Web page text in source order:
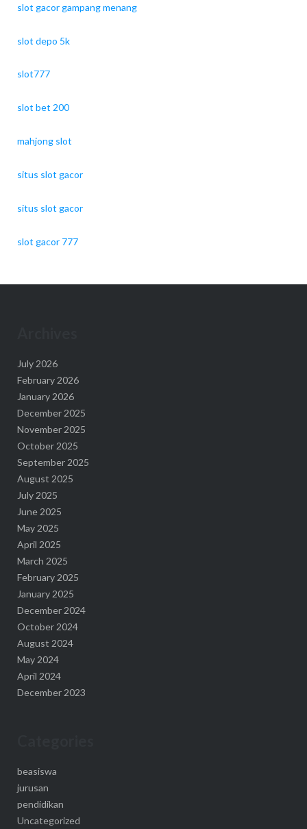
slot gacor gampang menang
slot depo 5k
slot777
slot bet 200
mahjong slot
situs slot gacor
situs slot gacor
slot gacor 777
July 2026
February 2026
January 2026
December 2025
November 2025
October 2025
September 2025
August 2025
July 2025
June 2025
May 2025
April 2025
March 2025
February 2025
January 2025
December 2024
October 2024
August 2024
May 2024
April 2024
December 2023
beasiswa
jurusan
pendidikan
Uncategorized